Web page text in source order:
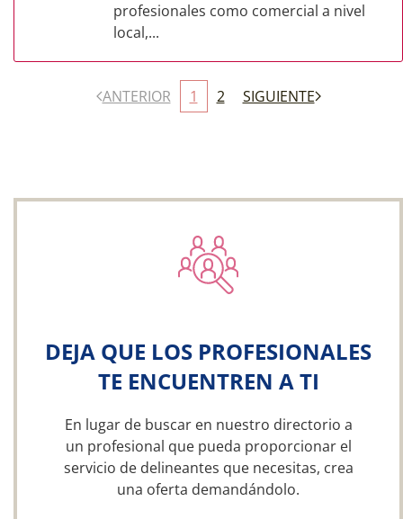
profesionales como comercial a nivel
local,...
ANTERIOR 1 2 SIGUIENTE
DEJA QUE LOS PROFESIONALES
TE ENCUENTREN A TI
En lugar de buscar en nuestro directorio a
un profesional que pueda proporcionar el
servicio de delineantes que necesitas, crea
una oferta demandándolo.